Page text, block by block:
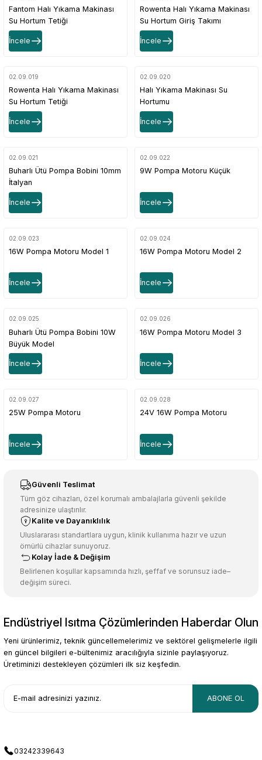
Fantom Halı Yıkama Makinası
Su Hortum Tetiği
İncele
Rowenta Halı Yıkama Makinası
Su Hortum Giriş Takımı
İncele
02.09.019
Rowenta Halı Yıkama Makinası
Su Hortum Tetiği
İncele
02.09.020
Halı Yıkama Makinası Su
Hortumu
İncele
02.09.021
Buharlı Ütü Pompa Bobini 10mm
İtalyan
İncele
02.09.022
9W Pompa Motoru Küçük
İncele
02.09.023
16W Pompa Motoru Model 1
İncele
02.09.024
16W Pompa Motoru Model 2
İncele
02.09.025
Buharlı Ütü Pompa Bobini 10W
Büyük Model
İncele
02.09.026
16W Pompa Motoru Model 3
İncele
02.09.027
25W Pompa Motoru
İncele
02.09.028
24V 16W Pompa Motoru
İncele
Güvenli Teslimat
Tüm göz cihazları, özel korumalı ambalajlarla güvenli şekilde
adresinize ulaştırılır.
Kalite ve Dayanıklılık
Uluslararası standartlara uygun, klinik kullanıma hazır ve uzun
ömürlü cihazlar sunuyoruz.
Kolay İade & Değişim
Belirlenen koşullar kapsamında hızlı, şeffaf ve sorunsuz iade–
değişim süreci.
Endüstriyel Isıtma Çözümlerinden Haberdar Olun
Yeni ürünlerimiz, teknik güncellemelerimiz ve sektörel gelişmelerle ilgili
en güncel bilgileri e-bültenimiz aracılığıyla sizinle paylaşıyoruz.
Üretiminizi destekleyen çözümleri ilk siz keşfedin.
ABONE OL
03242339643